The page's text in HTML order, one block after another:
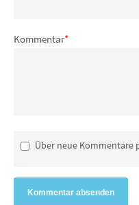
Kommentar*
Über neue Kommentare
Kommentar absenden